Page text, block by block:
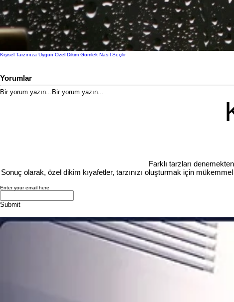
Kişisel Tarzınıza Uygun Özel Dikim Gömlek Nasıl Seçilir
Yorumlar
Bir yorum yazın... Bir yorum yazın...
Farklı tarzları
Sonuç olarak, özel dikim kıyafetler, tarzınızı oluşturmak için
Enter your email here
Submit